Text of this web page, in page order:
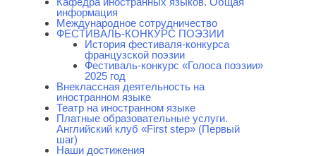
информация
Международное сотрудничество
ФЕСТИВАЛЬ-КОНКУРС ПОЭЗИИ
История фестиваля-конкурса
французской поэзии
Фестиваль-конкурс «Голоса поэзии»
2025 год
Внеклассная деятельность на
иностранном языке
Театр на иностранном языке
Платные образовательные услуги.
Английский клуб «First step» (Первый
шаг)
Наши достижения